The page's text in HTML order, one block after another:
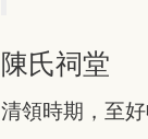
陳氏祠堂
清領時期，至